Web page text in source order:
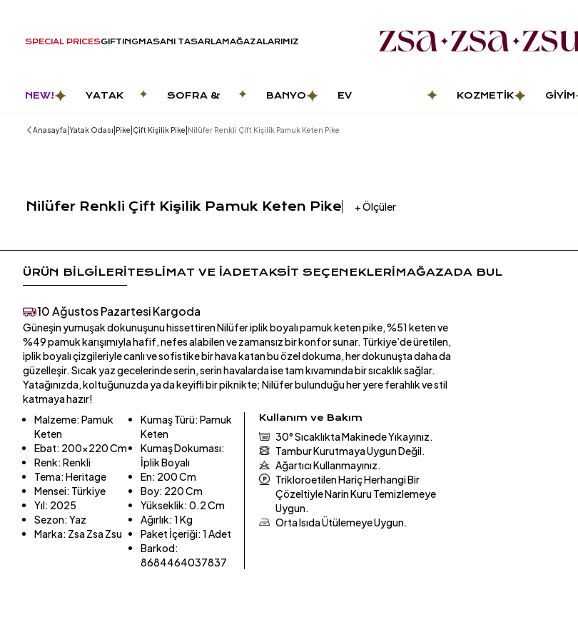
SPECIAL PRICESGIFTINGMASANI TASARLAMAĞAZALARIMIZ
NEW!
YATAK
SOFRA &
BANYO
EV
KOZMETIK GIYIM
Anasayfa Yatak Odası Pike Çift Kişilik Pike Nilüfer Renkli Çift Kişilik Pamuk Keten Pike
Nilüfer Renkli Çift Kişilik Pamuk Keten Pike +Ölçüler
ÜRÜN BİLGİLERİTESLİMAT VE İADETAKSİT SEÇENEKLERİMAĞAZADA BUL
10 Ağustos Pazartesi Kargoda
Güneşin yumuşak dokunuşunu hissettiren Nilüfer iplik boyalı pamuk keten pike, %51 keten ve
%49 pamuk karışımıyla hafif, nefes alabilen ve zamansız bir konfor sunar. Türkiye’de üretilen,
iplik boyalı çizgileriyle canlı ve sofistike bir hava katan bu özel dokuma, her dokunuşta daha da
güzelleşir. Sıcak yaz gecelerinde serin, serin havalarda ise tam kıvamında bir sıcaklık sağlar.
Yatağınızda, koltuğunuzda ya da keyifli bir piknikte; Nilüfer bulunduğu her yere ferahlık ve stil
katmaya hazır!
Malzeme:Pamuk
Keten
Ebat: 200x220 Cm
Renk:Renkli
Tema:Heritage
Mensei: Türkiye
Yıl: 2025
Sezon:Yaz
Marka: Zsa Zsa Zsu
Kumaş Türü:Pamuk
Keten
Kumaş Dokuması:
İplik Boyalı
En: 200 Cm
Boy: 220 Cm
Yükseklik:0.2 Cm
Ağırlık:1 Kg
Paket İçeriği:1 Adet
Barkod:
8684464037837
Kullanım ve Bakım
30° Sıcaklıkta Makinede Yıkayınız.
Tambur Kurutmaya Uygun Değil.
Ağartıcı Kullanmayınız.
Trikloroetilen Hariç Herhangi Bir
Çözeltiyle Narin Kuru Temizlemeye
Uygun.
Orta Isıda Ütülemeye Uygun.